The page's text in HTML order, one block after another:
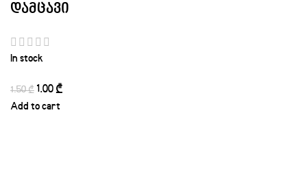
დამცავი
In stock
1.50₾ 1.00₾
Add to cart